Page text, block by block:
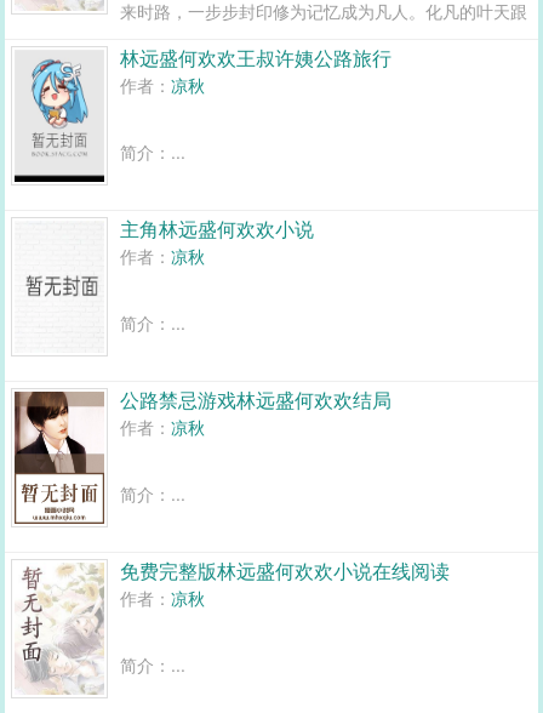
来时路，一步步封印修为记忆成为凡人。化凡的叶天跟
已离开叶天父女二人。而叶天也因为功法陷入沉睡，独
林远盛何欢欢王叔许姨公路旅行
作者：凉秋
简介：...
主角林远盛何欢欢小说
作者：凉秋
简介：...
公路禁忌游戏林远盛何欢欢结局
作者：凉秋
简介：...
免费完整版林远盛何欢欢小说在线阅读
作者：凉秋
简介：...